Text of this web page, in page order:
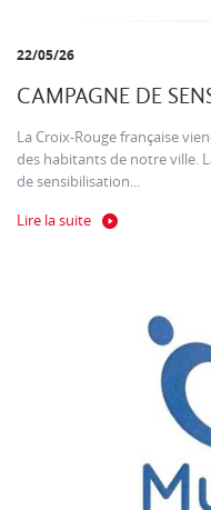
22/05/26
CAMPAGNE DE
La Croix-Rouge française
des habitants de notre ville.
de sensibilisation...
Lire la suite